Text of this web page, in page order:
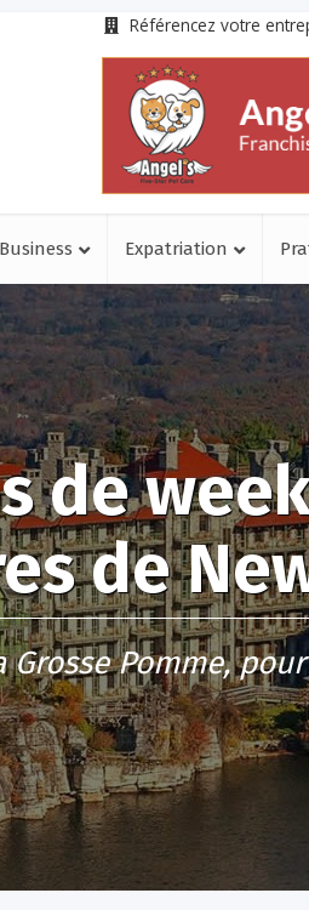
Référencez votre
Business Expatriation
de
de
Pomme,